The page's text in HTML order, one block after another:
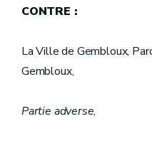
CONTRE :
La Ville de Gembloux,
Gembloux,
Partie adverse,